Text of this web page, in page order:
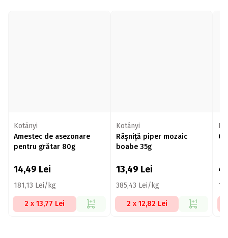
Kotányi
Amestec de asezonare
pentru grătar 80g
14,49 Lei
181,13 Lei/kg
2 x 13,77 Lei
Kotányi
Râșniță piper mozaic
boabe 35g
13,49 Lei
385,43 Lei/kg
2 x 12,82 Lei